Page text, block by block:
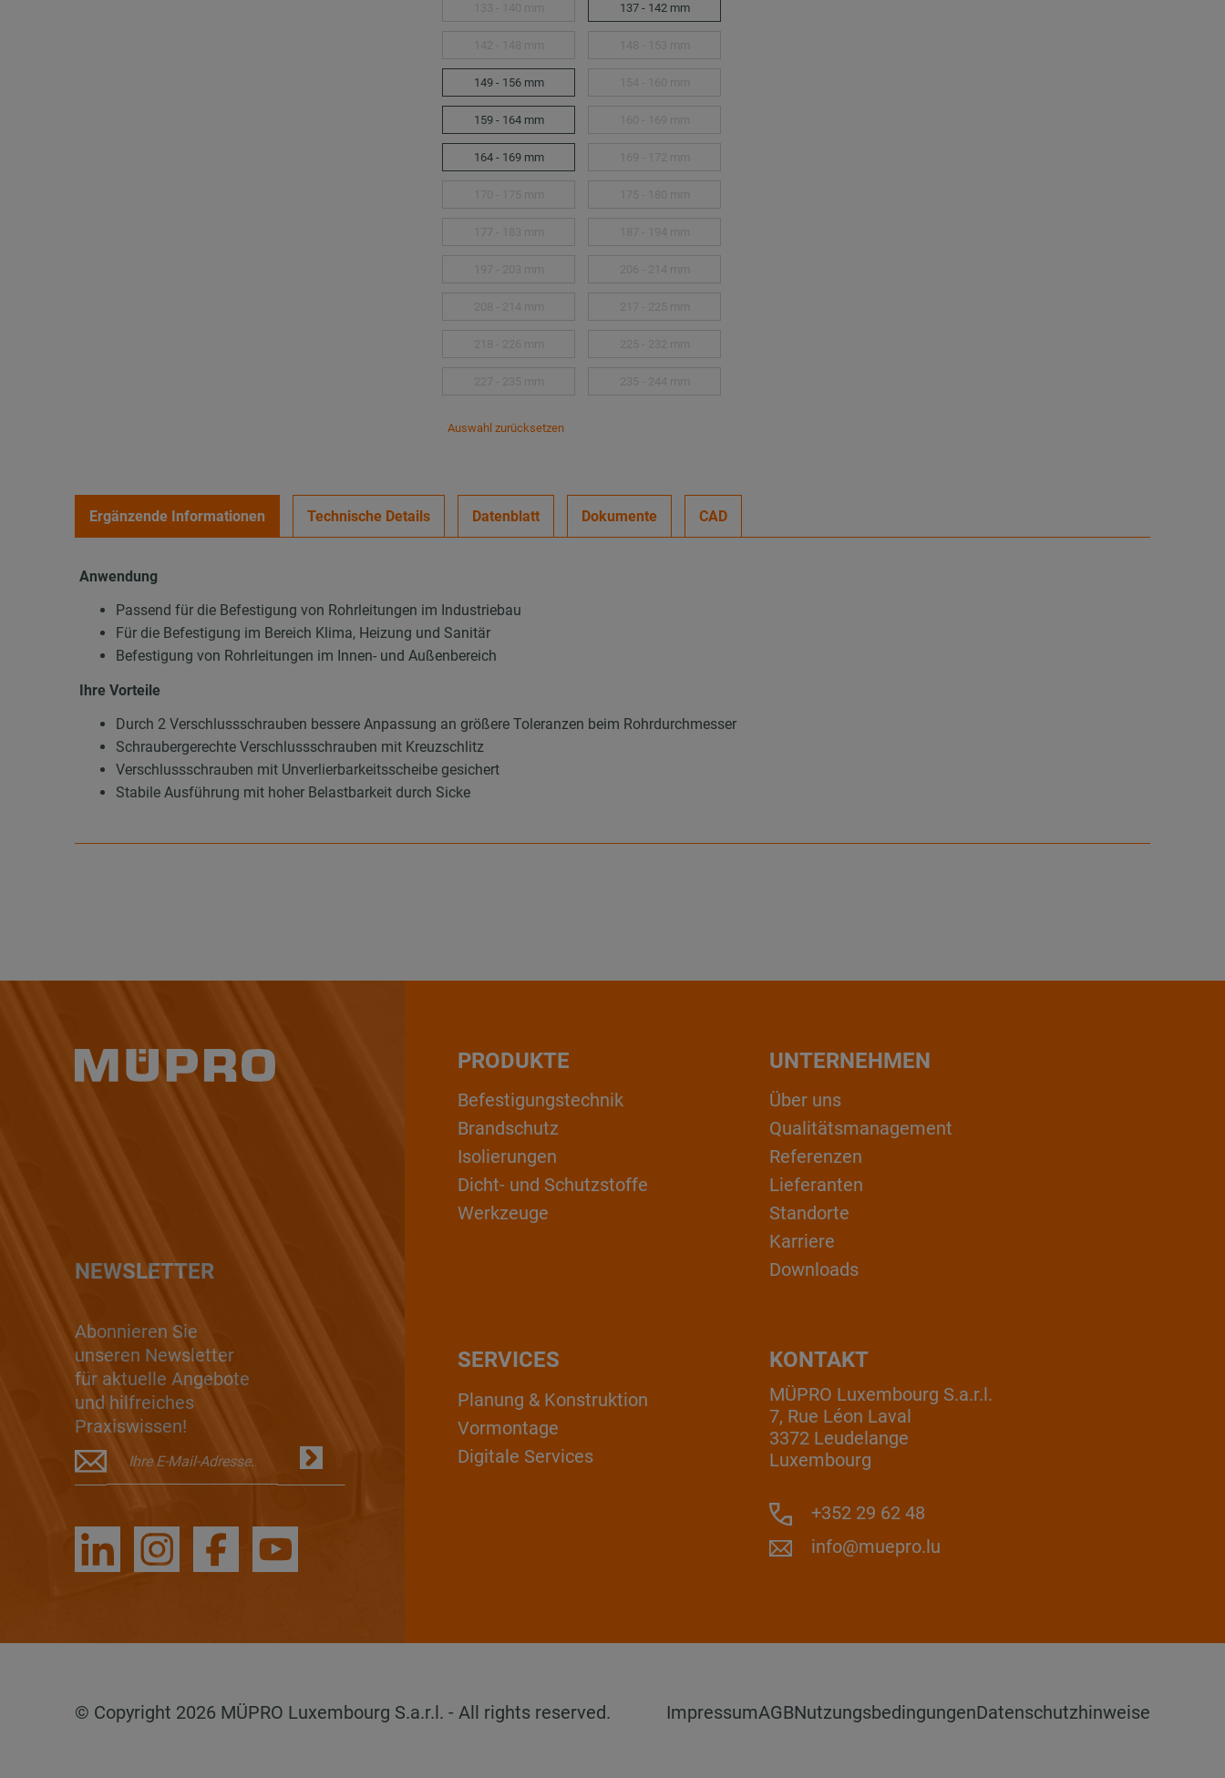
137 - 142 mm
149 - 156 mm
159 - 164 mm
164 - 169 mm
Auswahl zurücksetzen
Ergänzende Informationen Technische Details Datenblatt Dokumente CAD
Anwendung
Passend für die Befestigung von Rohrleitungen im Industriebau
Für die Befestigung im Bereich Klima, Heizung und Sanitär
Befestigung von Rohrleitungen im Innen- und Außenbereich
Ihre Vorteile
Durch 2 Verschlussschrauben bessere Anpassung an größere Toleranzen beim Rohrdurchmesser
Schraubergerechte Verschlussschrauben mit Kreuzschlitz
Verschlussschrauben mit Unverlierbarkeitsscheibe gesichert
Stabile Ausführung mit hoher Belastbarkeit durch Sicke
NEWSLETTER
Abonnieren Sie
unseren Newsletter
für aktuelle Angebote
und hilfreiches
Praxiswissen!
PRODUKTE
Befestigungstechnik
Brandschutz
Isolierungen
Dicht- und Schutzstoffe
Werkzeuge
UNTERNEHMEN
Über uns
Qualitätsmanagement
Referenzen
Lieferanten
Standorte
Karriere
Downloads
KONTAKT
MÜPRO Luxembourg S.a.r.l.
7, Rue Léon Laval
3372 Leudelange
Luxembourg
+352 29 62 48
info@muepro.lu
SERVICES
Planung & Konstruktion
Vormontage
Digitale Services
© Copyright 2026 MÜPRO Luxembourg S.a.r.l. - All rights reserved. ImpressumAGBNutzungsbedingungenDatenschutzhinweise